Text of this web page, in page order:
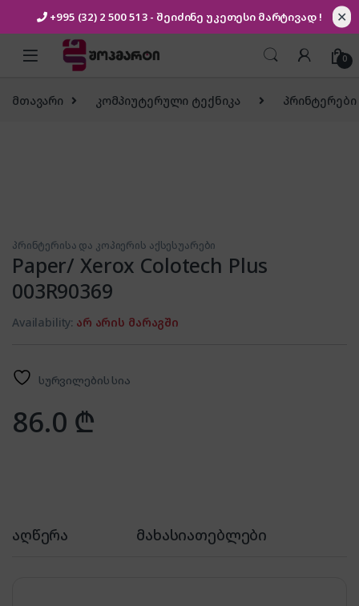
+995 (32) 2 500 513 - შეიძინე უკეთესი მარტივად ! ✕
Skip to navigation
Skip to content
0
მთავარი კომპიუტერული ტექნიკა
პრინტერისა და კოპიერის აქსესუარები
Paper/ Xerox Colotech Plus
003R90369
Availability: არ არის მარაგში
სურვილების სია
86.0 ₾
აღწერა მახასიათებლები